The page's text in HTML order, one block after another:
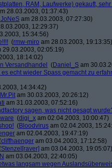
RAM, Laufwerke) gekauft,
28.03.2003, 01:37:43)
am 28.03.2003, 07:27:30)
12:29:37)
15:34:56)
(rmw-miro am 28.03.2003, 19:13:35)
29.03.2003, 02:05:19)
18:14:02)
Versandhandel
(Daniel_S am
echt wieder Spass gemacht zu
14:34:42)
Mr.Pit am 30.03.2003, 20:26:12)
am 31.03.2003, 07:52:16)
sagen, was nicht gesagt
(digi_x am 02.04.2003, 10:00:47)
(Bloodvirus am 02.04.2003,
am 02.04.2003, 19:47:19)
cliffhaenger am 03.04.2003, 17:12:58)
Stenzel[raver] am 03.04.2003, 19:05:07)
am 03.04.2003, 22:40:05)
langsam wegen